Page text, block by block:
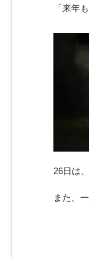
「来年
26日は
また、